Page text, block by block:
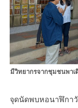
มีวิทยากรจากชุมชนพาเ
จุดนัดพบหอนาฬิกาวั